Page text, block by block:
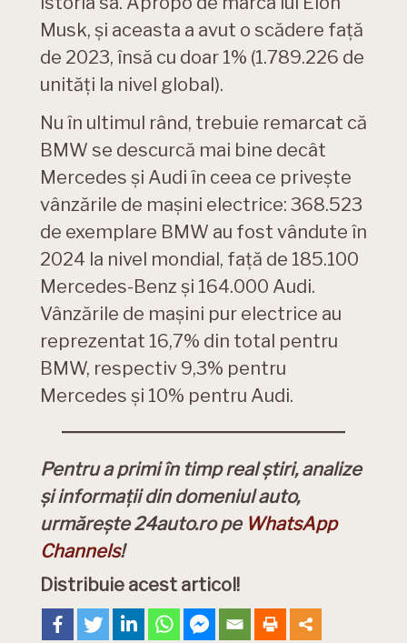
Musk, și aceasta a avut o scădere față
de 2023, însă cu doar 1% (1.789.226 de
unități la nivel global).
Nu în ultimul rând, trebuie remarcat că
BMW se descurcă mai bine decât
Mercedes și Audi în ceea ce privește
vânzările de mașini electrice: 368.523
de exemplare BMW au fost vândute în
2024 la nivel mondial, față de 185.100
Mercedes-Benz și 164.000 Audi.
Vânzările de mașini pur electrice au
reprezentat 16,7% din total pentru
BMW, respectiv 9,3% pentru
Mercedes și 10% pentru Audi.
Pentru a primi în timp real știri, analize
și informații din domeniul auto,
urmărește 24auto.ro pe WhatsApp
Channels!
Distribuie acest articol!